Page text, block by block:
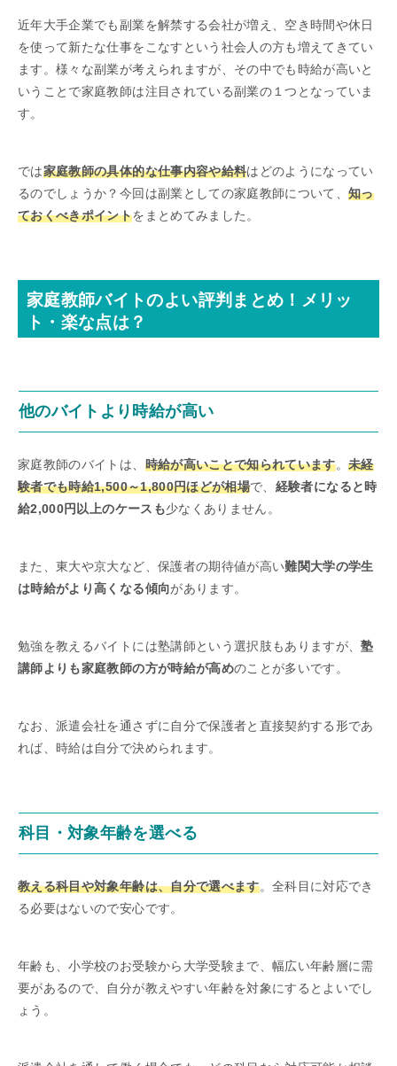
近年大手企業でも副業を解禁する会社が増え、空き時間や休日
を使って新たな仕事をこなすという社会人の方も増えてきてい
ます。様々な副業が考えられますが、その中でも時給が高いと
いうことで家庭教師は注目されている副業の１つとなっていま
す。
では家庭教師の具体的な仕事内容や給料はどのようになってい
るのでしょうか？今回は副業としての家庭教師について、知っ
ておくべきポイントをまとめてみました。
家庭教師バイトのよい評判まとめ！メリッ
ト・楽な点は？
他のバイトより時給が高い
家庭教師のバイトは、 時給が高いことで知られています。未経
験者でも時給1,500～1,800円ほどが相場で、 経験者になると時
給2,000円以上のケースも少なくありません。
また、東大や京大など、保護者の期待値が高い難関大学の学生
は時給がより高くなる傾向があります。
勉強を教えるバイトには塾講師という選択肢もありますが、塾
講師よりも家庭教師の方が時給が高めのことが多いです。
なお、派遣会社を通さずに自分で保護者と直接契約する形であ
れば、時給は自分で決められます。
科目・対象年齢を選べる
教える科目や対象年齢は、自分で選べます。全科目に対応でき
る必要はないので安心です。
年齢も、小学校のお受験から大学受験まで、幅広い年齢層に需
要があるので、自分が教えやすい年齢を対象にするとよいでし
ょう。